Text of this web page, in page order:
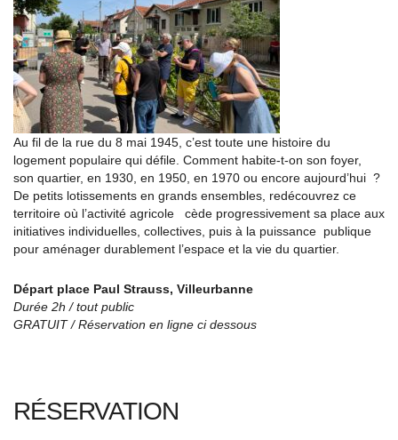
Au fil de la rue du 8 mai 1945, c’est toute une histoire du
logement populaire qui défile. Comment habite-t-on son foyer,
son quartier, en 1930, en 1950, en 1970 ou encore aujourd’hui ?
De petits lotissements en grands ensembles, redécouvrez ce
territoire où l’activité agricole cède progressivement sa place aux
initiatives individuelles, collectives, puis à la puissance publique
pour aménager durablement l’espace et la vie du quartier.
Départ place Paul Strauss, Villeurbanne
Durée 2h / tout public
GRATUIT / Réservation en ligne ci dessous
RÉSERVATION